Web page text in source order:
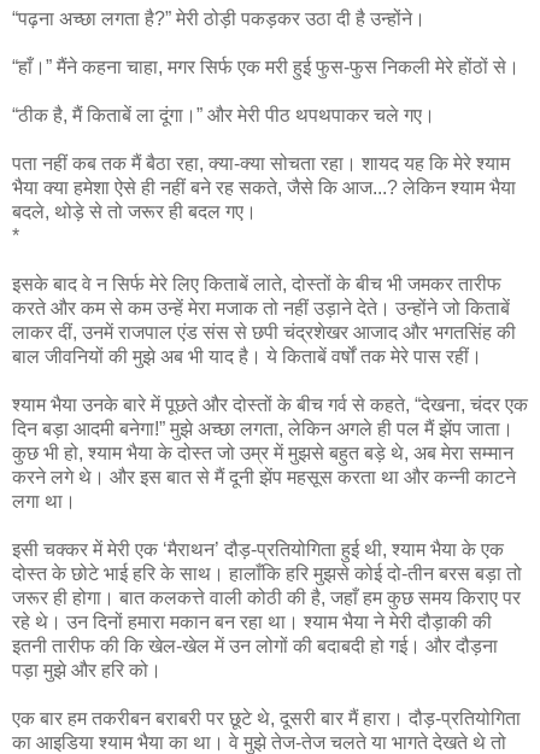
“पढ़ना अच्छा लगता है?” मेरी ठोड़ी पकड़कर उठा दी है उन्होंने।
“हाँ।” मैंने कहना चाहा, मगर सिर्फ एक मरी हुई फुस-फुस निकली मेरे होंठों से।
“ठीक है, मैं किताबें ला दूंगा।” और मेरी पीठ थपथपाकर चले गए।
पता नहीं कब तक मैं बैठा रहा, क्या-क्या सोचता रहा। शायद यह कि मेरे श्याम
भैया क्या हमेशा ऐसे ही नहीं बने रह सकते, जैसे कि आज...? लेकिन श्याम भैया
बदले, थोड़े से तो जरूर ही बदल गए।
*
इसके बाद वे न सिर्फ मेरे लिए किताबें लाते, दोस्तों के बीच भी जमकर तारीफ
करते और कम से कम उन्हें मेरा मजाक तो नहीं उड़ाने देते। उन्होंने जो किताबें
लाकर दीं, उनमें राजपाल एंड संस से छपी चंद्रशेखर आजाद और भगतसिंह की
बाल जीवनियों की मुझे अब भी याद है। ये किताबें वर्षों तक मेरे पास रहीं।
श्याम भैया उनके बारे में पूछते और दोस्तों के बीच गर्व से कहते, “देखना, चंदर एक
दिन बड़ा आदमी बनेगा!” मुझे अच्छा लगता, लेकिन अगले ही पल मैं झेंप जाता।
कुछ भी हो, श्याम भैया के दोस्त जो उम्र में मुझसे बहुत बड़े थे, अब मेरा सम्मान
करने लगे थे। और इस बात से मैं दूनी झेंप महसूस करता था और कन्नी काटने
लगा था।
इसी चक्कर में मेरी एक ‘मैराथन’ दौड़-प्रतियोगिता हुई थी, श्याम भैया के एक
दोस्त के छोटे भाई हरि के साथ। हालाँकि हरि मुझसे कोई दो-तीन बरस बड़ा तो
जरूर ही होगा। बात कलकत्ते वाली कोठी की है, जहाँ हम कुछ समय किराए पर
रहे थे। उन दिनों हमारा मकान बन रहा था। श्याम भैया ने मेरी दौड़ाकी की
इतनी तारीफ की कि खेल-खेल में उन लोगों की बदाबदी हो गई। और दौड़ना
पड़ा मुझे और हरि को।
एक बार हम तकरीबन बराबरी पर छूटे थे, दूसरी बार मैं हारा। दौड़-प्रतियोगिता
का आइडिया श्याम भैया का था। वे मुझे तेज-तेज चलते या भागते देखते थे तो